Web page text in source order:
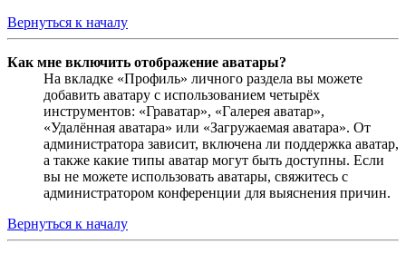
Вернуться к началу
Как мне включить отображение аватары?
На вкладке «Профиль» личного раздела вы можете
добавить аватару с использованием четырёх
инструментов: «Граватар», «Галерея аватар»,
«Удалённая аватара» или «Загружаемая аватара». От
администратора зависит, включена ли поддержка аватар,
а также какие типы аватар могут быть доступны. Если
вы не можете использовать аватары, свяжитесь с
администратором конференции для выяснения причин.
Вернуться к началу